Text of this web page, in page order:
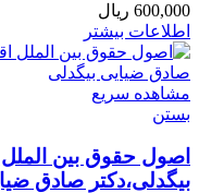
600,000 ریال
اطلاعات بیشتر
مشاهده سریع
بستن
اصول حقوق بین
بیگدلی،دکتر صادق